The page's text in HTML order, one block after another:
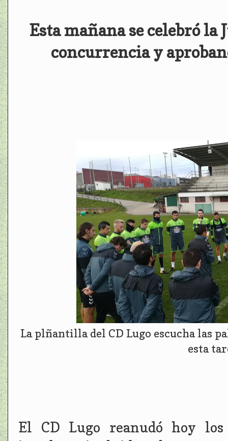
Esta mañana se celebró la
concurrencia y
La plñantilla del CD Lugo escucha las
esta
El CD Lugo reanudó hoy